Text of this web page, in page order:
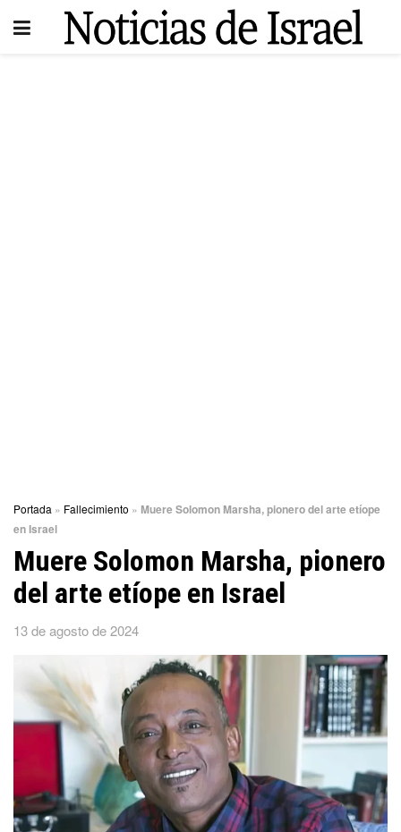
Portada » Fallecimiento » Muere Solomon Marsha, pionero del arte etíope
en Israel
Muere Solomon Marsha, pionero
del arte etíope en Israel
13 de agosto de 2024